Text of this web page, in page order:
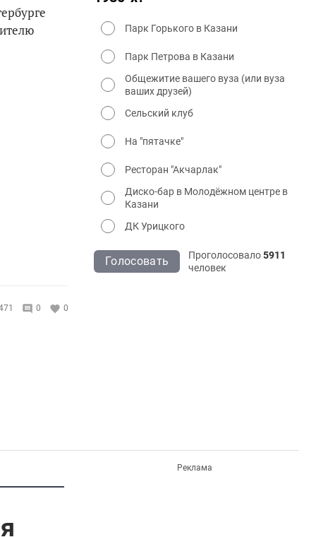
0 0
Парк Горького в Казани
Парк Петрова в Казани
Общежитие вашего вуза (или вуза
ваших друзей)
Сельский клуб
На "пятачке"
Ресторан "Акчарлак"
Диско-бар в Молодёжном центре в
Казани
ДК Урицкого
Голосовать Проголосовало5911
человек
Реклама